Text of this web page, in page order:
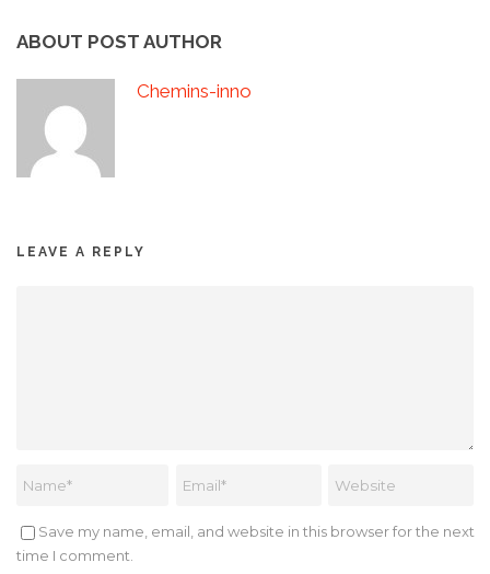
ABOUT POST AUTHOR
Chemins-inno
LEAVE A REPLY
Save my name, email, and website in this browser for the next
time I comment.